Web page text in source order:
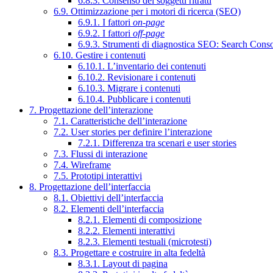
6.9. Ottimizzazione per i motori di ricerca (SEO)
6.9.1. I fattori on-page
6.9.2. I fattori off-page
6.9.3. Strumenti di diagnostica SEO: Search
6.10. Gestire i contenuti
6.10.1. L’inventario dei contenuti
6.10.2. Revisionare i contenuti
6.10.3. Migrare i contenuti
6.10.4. Pubblicare i contenuti
7. Progettazione dell’interazione
7.1. Caratteristiche dell’interazione
7.2. User stories per definire l’interazione
7.2.1. Differenza tra scenari e user stories
7.3. Flussi di interazione
7.4. Wireframe
7.5. Prototipi interattivi
8. Progettazione dell’interfaccia
8.1. Obiettivi dell’interfaccia
8.2. Elementi dell’interfaccia
8.2.1. Elementi di composizione
8.2.2. Elementi interattivi
8.2.3. Elementi testuali (microtesti)
8.3. Progettare e costruire in alta fedeltà
8.3.1. Layout di pagina